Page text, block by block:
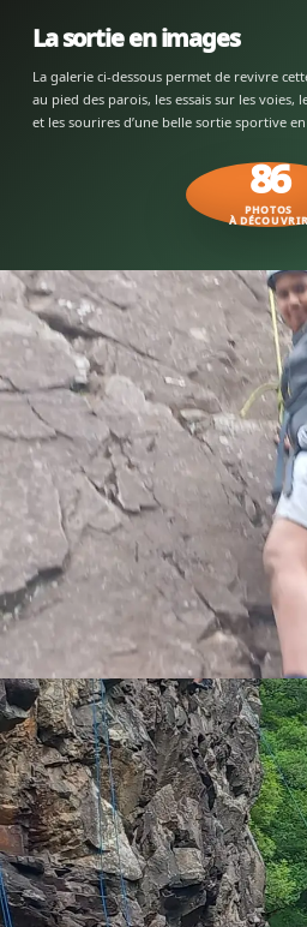
La sortie en images
La galerie ci-dessous permet de revivre
au pied des parois, les essais sur les voies,
et les sourires d’une belle sortie sportive
86
PHOTOS
À